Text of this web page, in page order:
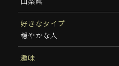
好きなタイプ
穏やかな人
趣味